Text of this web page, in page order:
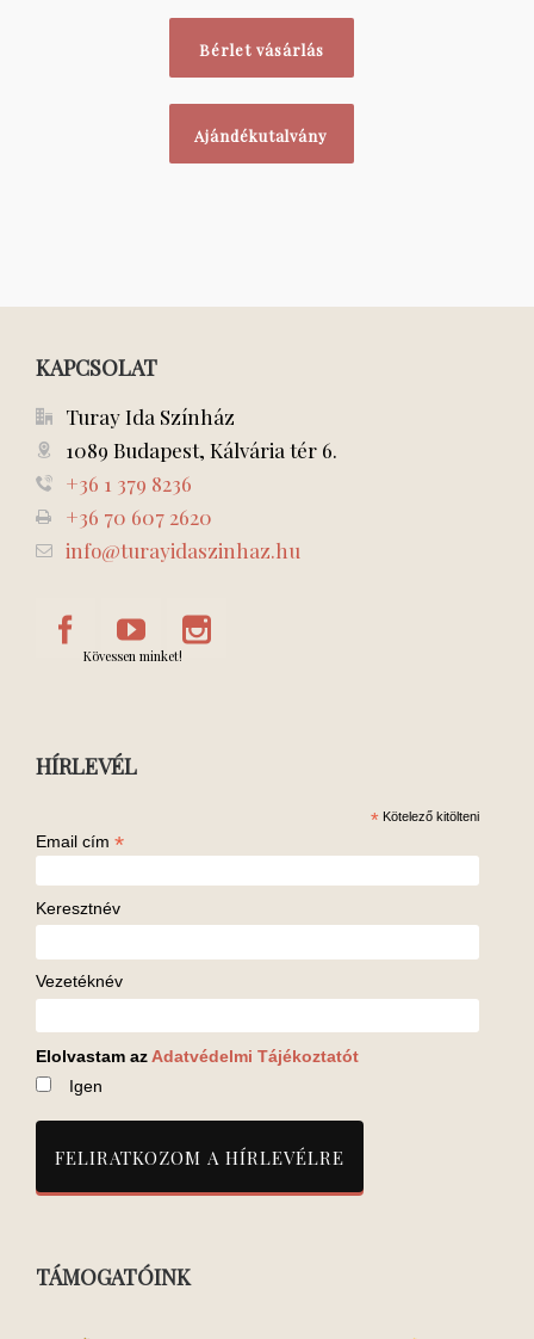
Bérlet vásárlás
Ajándékutalvány
KAPCSOLAT
Turay Ida Színház
1089 Budapest, Kálvária tér 6.
+36 1 379 8236
+36 70 607 2620
info@turayidaszinhaz.hu
Kövessen minket!
HÍRLEVÉL
* Kötelező kitölteni
Email cím *
Keresztnév
Vezetéknév
Elolvastam az Adatvédelmi Tájékoztatót
Igen
TÁMOGATÓINK